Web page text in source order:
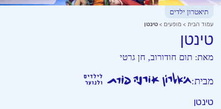
תיאטרון ילדים
עמוד הבית > מופעים > טינטן
טינטן
מאת: תום חודורוב, חן גרטי
מבית:
טינטן